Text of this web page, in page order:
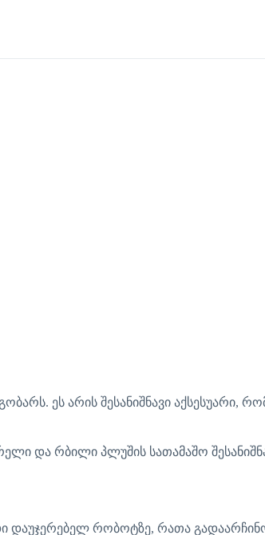
ეს არის შესანიშნავი აქსესუარი,
და რბილი პლუშის სათამაშო
დაუჯერებელ რობოტზე, რათა